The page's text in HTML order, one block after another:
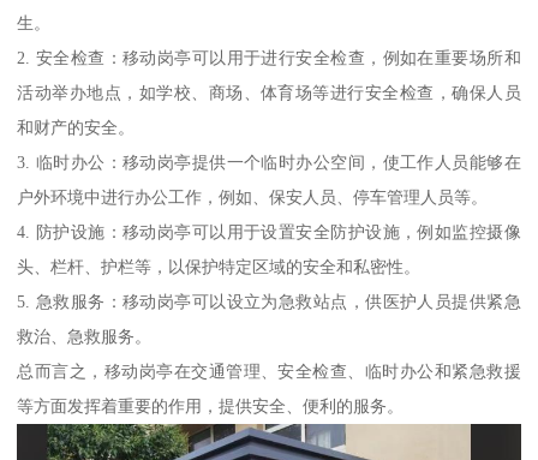
生。
2. 安全检查：移动岗亭可以用于进行安全检查，例如在重要场所和
活动举办地点，如学校、商场、体育场等进行安全检查，确保人员
和财产的安全。
3. 临时办公：移动岗亭提供一个临时办公空间，使工作人员能够在
户外环境中进行办公工作，例如、保安人员、停车管理人员等。
4. 防护设施：移动岗亭可以用于设置安全防护设施，例如监控摄像
头、栏杆、护栏等，以保护特定区域的安全和私密性。
5. 急救服务：移动岗亭可以设立为急救站点，供医护人员提供紧急
救治、急救服务。
总而言之，移动岗亭在交通管理、安全检查、临时办公和紧急救援
等方面发挥着重要的作用，提供安全、便利的服务。